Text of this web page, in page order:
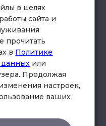
«Клифф».
в целях
сайта и
прочитать
в Политике
данных или
Продолжая
настроек,
ваших